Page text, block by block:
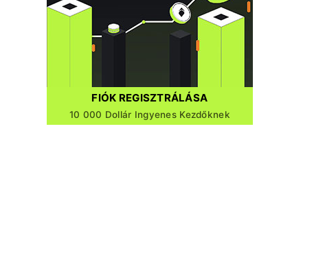
FIÓK REGISZTRÁLÁSA
10 000 Dollár Ingyenes Kezdőknek